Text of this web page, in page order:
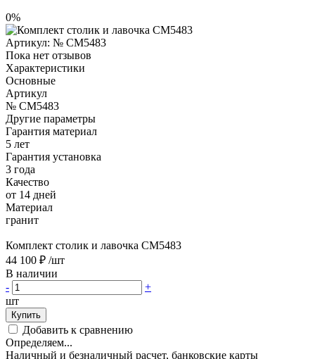
0%
Артикул: № CM5483
Пока нет отзывов
Характеристики
Основные
Артикул
№ CM5483
Другие параметры
Гарантия материал
5 лет
Гарантия установка
3 года
Качество
от 14 дней
Материал
гранит
Комплект столик и лавочка CM5483
44 100 ₽ /шт
В наличии
-
+
шт
Купить
Добавить к сравнению
Определяем...
Наличный и безналичный расчет, банковские карты